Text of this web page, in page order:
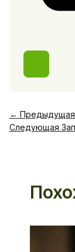
← Предыдущая
Следующая